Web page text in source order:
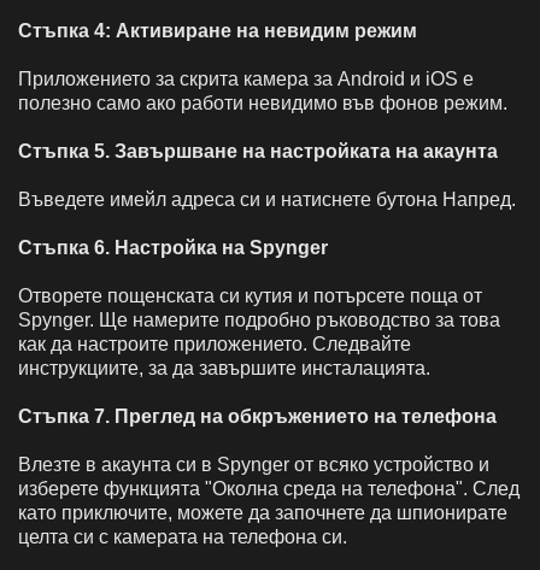
Стъпка 4: Активиране на невидим режим
Приложението за скрита камера за Android и iOS е
полезно само ако работи невидимо във фонов режим.
Стъпка 5. Завършване на настройката на акаунта
Въведете имейл адреса си и натиснете бутона Напред.
Стъпка 6. Настройка на Spynger
Отворете пощенската си кутия и потърсете поща от
Spynger. Ще намерите подробно ръководство за това
как да настроите приложението. Следвайте
инструкциите, за да завършите инсталацията.
Стъпка 7. Преглед на обкръжението на телефона
Влезте в акаунта си в Spynger от всяко устройство и
изберете функцията "Околна среда на телефона". След
като приключите, можете да започнете да шпионирате
целта си с камерата на телефона си.